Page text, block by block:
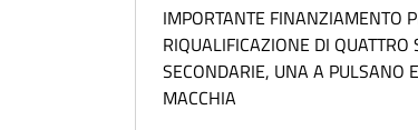
IMPORTANTE FINANZIAMENTO
RIQUALIFICAZIONE DI QUATTRO
SECONDARIE, UNA A PULSANO
MACCHIA